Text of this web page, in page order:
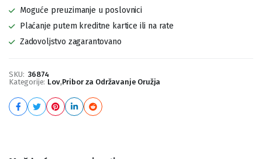
Moguće preuzimanje u poslovnici
Plaćanje putem kreditne kartice ili na rate
Zadovoljstvo zagarantovano
SKU: 36874
Kategorije: Lov,Pribor za Održavanje Oružja